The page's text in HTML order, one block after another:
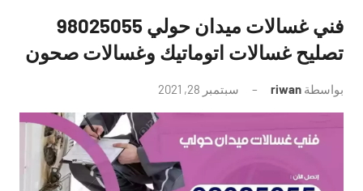
بالكويت
فني غسالات ميدان حولي 98025055
تصليح غسالات اتوماتيك وغسالات صحون
بواسطة riwan سبتمبر 28, 2021
توجد
تعليقات